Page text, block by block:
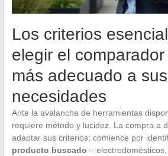
Los criterios
elegir el
más adecuado a sus
necesidades
Ante la avalancha de herramientas
requiere método y lucidez. La compra a
adaptar sus criterios: comience por
producto buscado –